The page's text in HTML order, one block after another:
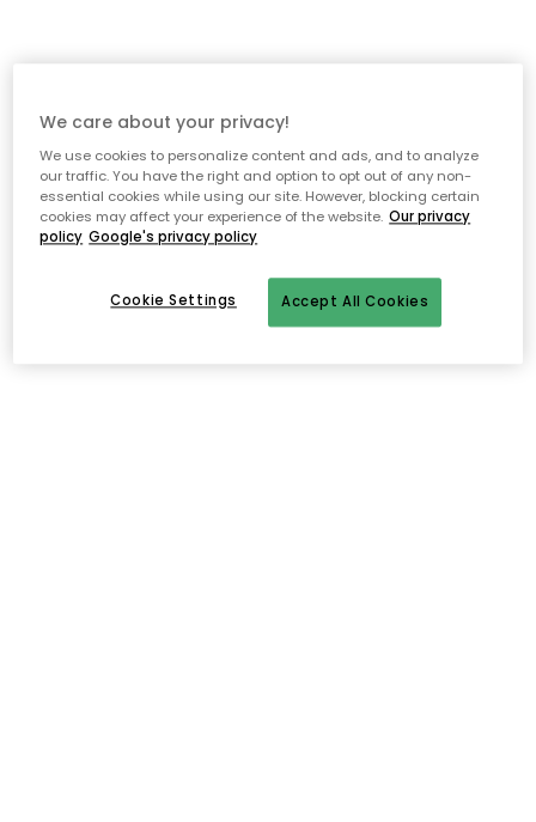
We care about your privacy!
We use cookies to personalize content and ads, and to analyze
our traffic. You have the right and option to opt out of any non-
essential cookies while using our site. However, blocking certain
cookies may affect your experience of the website. Our privacy
policy Google's privacy policy
Accept All Cookies
Cookie Settings